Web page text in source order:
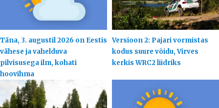
Täna, 3. augustil 2026 on Eestis
vähese ja vahelduva
pilvisusega ilm, kohati
hoovihma
Versioon 2: Pajari vormistas
kodus suure võidu, Virves
kerkis WRC2 liidriks